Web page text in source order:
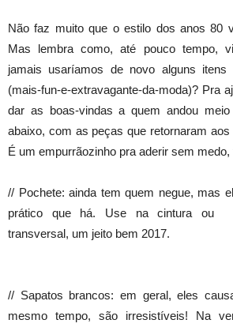
Não faz muito que o estilo dos anos 80
Mas lembra como, até pouco tempo,
jamais usaríamos de novo alguns itens
(mais-fun-e-extravagante-da-moda)? Pra
dar as boas-vindas a quem andou
abaixo, com as peças que retornaram
É um empurrãozinho pra aderir sem medo,
// Pochete: ainda tem quem negue, mas
prático que há. Use na cintura ou
transversal, um jeito bem 2017.
// Sapatos brancos: em geral, eles
mesmo tempo, são irresistíveis! Na